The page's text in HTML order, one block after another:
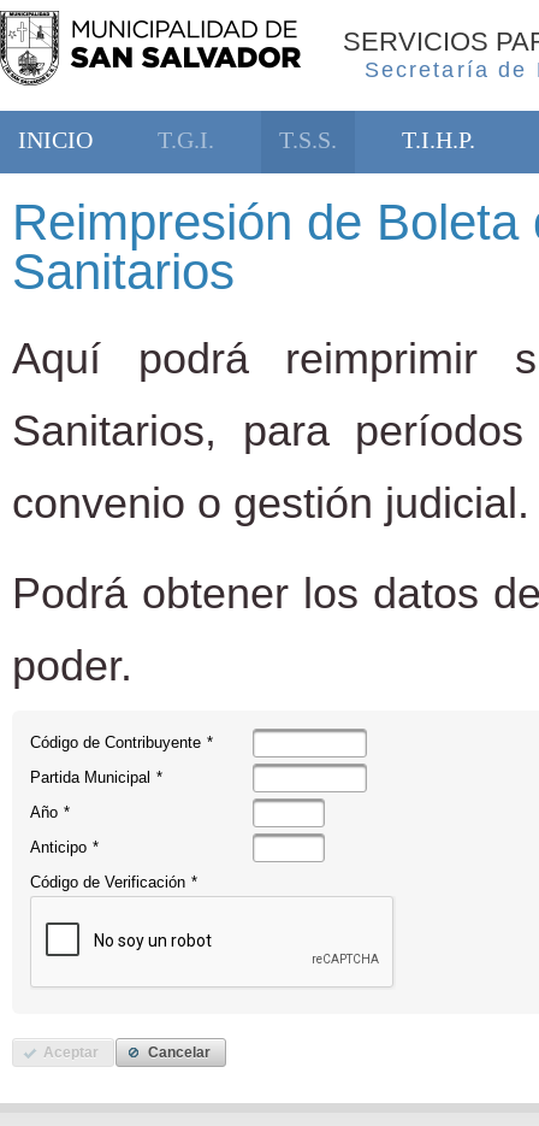
SERVICIOS
Secretaría de
INICIO T.G.I. T.S.S. T.I.H.P.
Reimpresión de
Sanitarios
Aquí podrá reimprimir
Sanitarios, para
convenio o gestión judicial.
Podrá obtener los datos
poder.
Código de Contribuyente *
Partida Municipal *
Año *
Anticipo *
Código de Verificación *
Aceptar Cancelar